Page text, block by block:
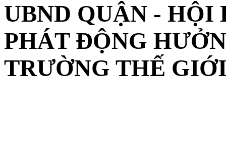
UBND QUẬN -
PHÁT ĐỘNG
TRƯỜNG THẾ